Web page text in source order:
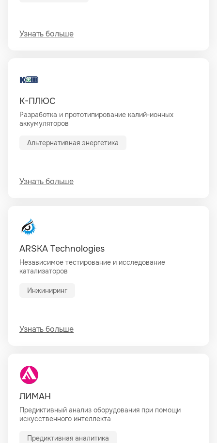
Узнать больше
К-ПЛЮС
Разработка и прототипирование калий-ионных
аккумуляторов
Альтернативная энергетика
Узнать больше
ARSKA Technologies
Независимое тестирование и исследование
катализаторов
Инжиниринг
Узнать больше
ЛИМАН
Предиктивный анализ оборудования при помощи
искусственного интеллекта
Предиктивная аналитика